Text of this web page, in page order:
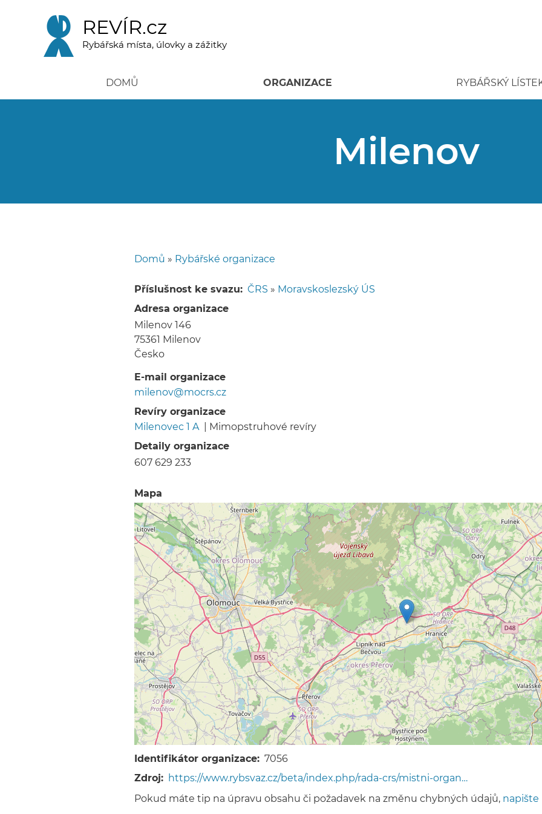
REVÍR.cz
Rybářská místa, úlovky a zážitky
DOMŮ ORGANIZACE RYBÁŘSKÝ
Milenov
Drobečková
navigace
Domů Rybářské organizace
Příslušnost ke svazu ČRS » Moravskoslezský ÚS
Adresa organizace
Milenov 146
75361 Milenov
Česko
E-mail organizace
milenov@mocrs.cz
Revíry organizace
Milenovec 1 A
Mimopstruhové revíry
Detaily organizace
607 629 233
Mapa
Identifikátor organizace
7056
Zdroj
https://www.rybsvaz.cz/beta/index.php/rada-crs/mistni-organ…
Pokud máte tip na úpravu obsahu či požadavek na změnu chybných údajů, napište